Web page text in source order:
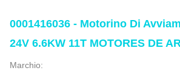
0001416036 - Motorino Di
24V 6.6KW 11T MOTORES DE
Marchio: